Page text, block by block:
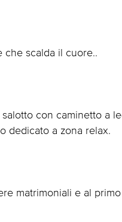
che scalda il cuore..
con caminetto a
dedicato a zona relax.
matrimoniali e al